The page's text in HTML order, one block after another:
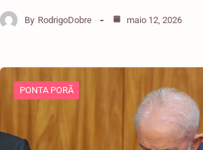
By RodrigoDobre maio 12, 2026
PONTA PORÃ